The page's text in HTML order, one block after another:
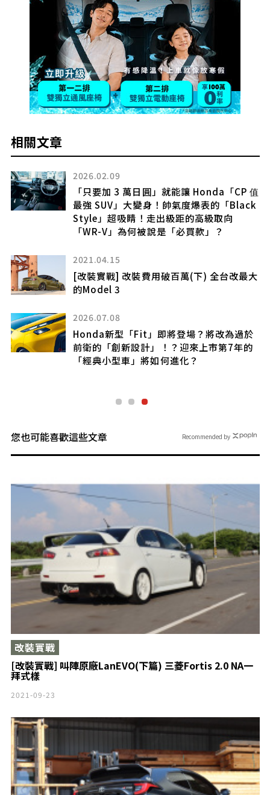
相關文章
值
大
於
的
2021.06.16
[改裝實戰] 全台唯一防滾籠改造(上)
寬體越野強化版
2026.04.05
年上市，「約 460 萬日圓起」引發關注！
方正車身設計相當有辨識度的「zero
alpha」反響如何？預計導入日本的這款
2024.06.12
【2024車訊風雲獎 】 駕馭樂趣的具現
Honda CIVIC e:HEV
您也可能喜歡這些文章
[改裝實戰] 叫陣原廠LanEVO(下篇) 三菱Fortis 2.0 NA一
拜式樣
改裝實戰
2021-09-23
Recommended by